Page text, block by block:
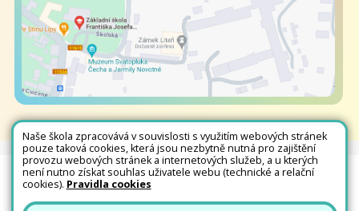
Všechna práva vyhrazena. Copyright © 2026 |Mapa stránek|Kontakty
Přihlásit|Prohlášení o přístupnosti
Naše škola zpracovává v souvislosti s využitím webových stránek
pouze taková cookies, která jsou nezbytně nutná pro zajištění
provozu webových stránek a internetových služeb, a u kterých
není nutno získat souhlas uživatele webu (technické a relační
cookies). Pravidla cookies